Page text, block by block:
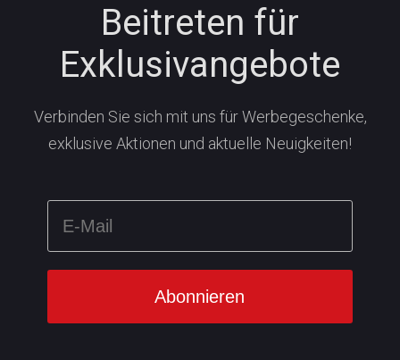
Beitreten für
Exklusivangebote
Verbinden Sie sich mit uns für Werbegeschenke,
exklusive Aktionen und aktuelle Neuigkeiten!